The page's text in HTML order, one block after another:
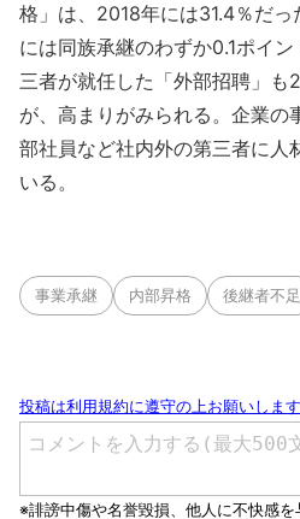
格」は、2018年には31.4％だ
には同族承継のわずか0.1ポイ
三者が就任した「外部招聘」も
が、高まりがみられる。企業の
部社員など社内外の第三者に人
いる。
事業承継 内部昇格 後継者不足